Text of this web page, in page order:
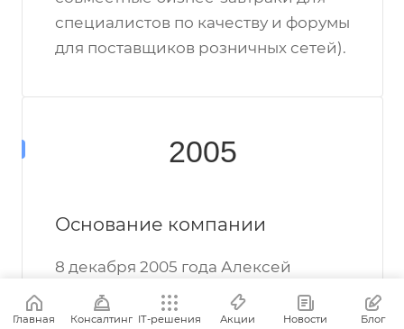
специалистов по качеству и форумы
для поставщиков розничных сетей).
2005
Основание компании
8 декабря 2005 года Алексей
Николаевич Горшенин основал
компанию ИнтерКонсалт.
Главная Консалтинг IT-решения Акции Новости Блог